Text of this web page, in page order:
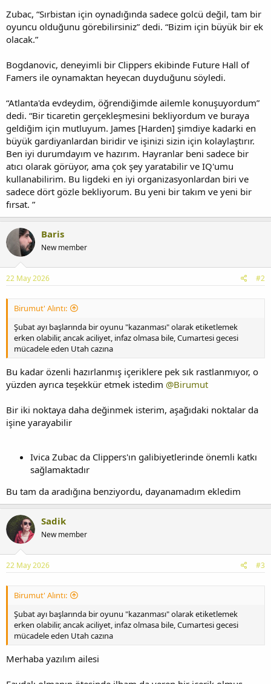
Zubac, “Sırbistan için oynadığında sadece golcü değil, tam bir
oyuncu olduğunu görebilirsiniz” dedi. “Bizim için büyük bir ek
olacak.”
Bogdanovic, deneyimli bir Clippers ekibinde Future Hall of
Famers ile oynamaktan heyecan duyduğunu söyledi.
“Atlanta'da evdeydim, öğrendiğimde ailemle konuşuyordum”
dedi. “Bir ticaretin gerçekleşmesini bekliyordum ve buraya
geldiğim için mutluyum. James [Harden] şimdiye kadarki en
büyük gardiyanlardan biridir ve işinizi sizin için kolaylaştırır.
Ben iyi durumdayım ve hazırım. Hayranlar beni sadece bir
atıcı olarak görüyor, ama çok şey yaratabilir ve IQ'umu
kullanabilirim. Bu ligdeki en iyi organizasyonlardan biri ve
sadece dört gözle bekliyorum. Bu yeni bir takım ve yeni bir
fırsat. ”
Baris
New member
22 May 2026 #2
Birumut' Alıntı:
Şubat ayı başlarında bir oyunu "kazanması" olarak etiketlemek
erken olabilir, ancak aciliyet, infaz olmasa bile, Cumartesi gecesi
mücadele eden Utah cazına
Bu kadar özenli hazırlanmış içeriklere pek sık rastlanmıyor, o
yüzden ayrıca teşekkür etmek istedim @Birumut
Bir iki noktaya daha değinmek isterim, aşağıdaki noktalar da
işine yarayabilir
Ivica Zubac da Clippers'ın galibiyetlerinde önemli katkı
sağlamaktadır
Bu tam da aradığına benziyordu, dayanamadım ekledim
Sadik
New member
22 May 2026 #3
Birumut' Alıntı:
Şubat ayı başlarında bir oyunu "kazanması" olarak etiketlemek
erken olabilir, ancak aciliyet, infaz olmasa bile, Cumartesi gecesi
mücadele eden Utah cazına
Merhaba yazılım ailesi